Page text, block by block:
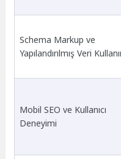
Schema Markup ve
Yapılandırılmış Veri
Mobil SEO ve Kullanıcı
Deneyimi